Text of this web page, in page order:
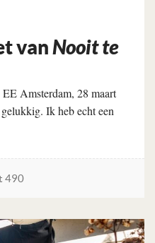
vanNooit te
Amsterdam, 28 maart
Ik heb echt een
490